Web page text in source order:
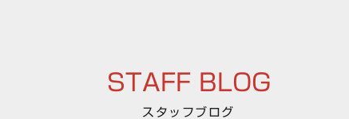
STAFF BLOG
スタッフブログ